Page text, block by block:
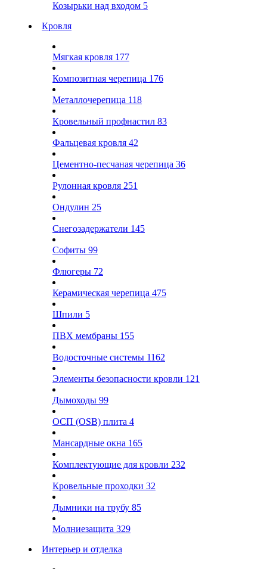
Козырьки над входом 5
Кровля
Мягкая кровля 177
Композитная черепица 176
Металлочерепица 118
Кровельный профнастил 83
Фальцевая кровля 42
Цементно-песчаная черепица 36
Рулонная кровля 251
Ондулин 25
Снегозадержатели 145
Софиты 99
Флюгеры 72
Керамическая черепица 475
Шпили 5
ПВХ мембраны 155
Водосточные системы 1162
Элементы безопасности кровли 121
Дымоходы 99
ОСП (OSB) плита 4
Мансардные окна 165
Комплектующие для кровли 232
Кровельные проходки 32
Дымники на трубу 85
Молниезащита 329
Интерьер и отделка